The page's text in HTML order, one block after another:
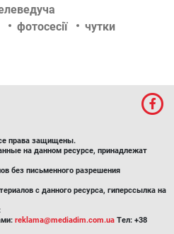
фотосесії чутки
права защищены.
на данном ресурсе, принадлежат
без письменного разрешения
с данного ресурса, гиперссылка на
reklama@mediadim.com.ua Тел: +38